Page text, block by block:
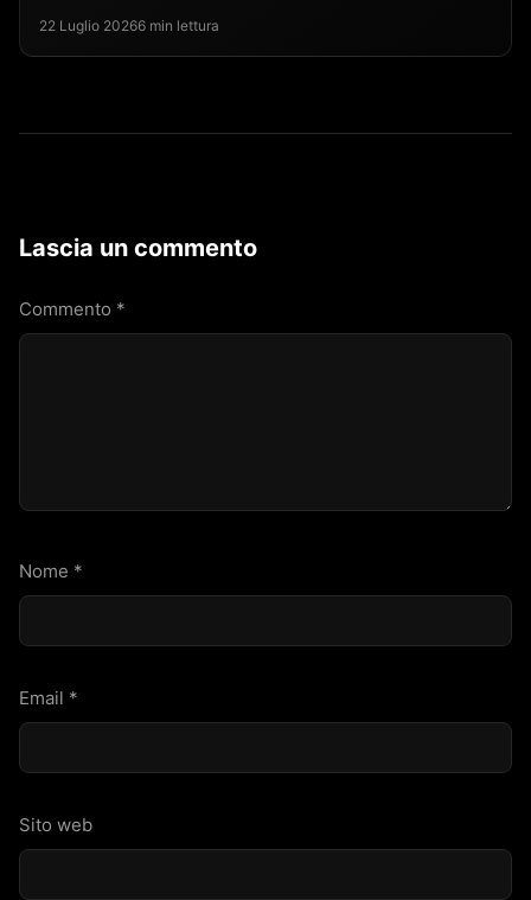
22 Luglio 20266 min lettura
Lascia un commento
Commento *
Nome *
Email *
Sito web